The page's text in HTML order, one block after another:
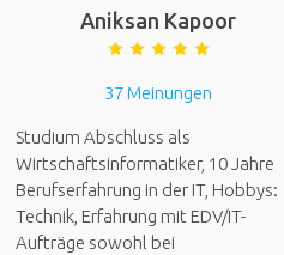
Aniksan Kapoor
37 Meinungen
Studium Abschluss als
Wirtschaftsinformatiker, 10 Jahre
Berufserfahrung in der IT, Hobbys:
Technik, Erfahrung mit EDV/IT-
Aufträge sowohl bei